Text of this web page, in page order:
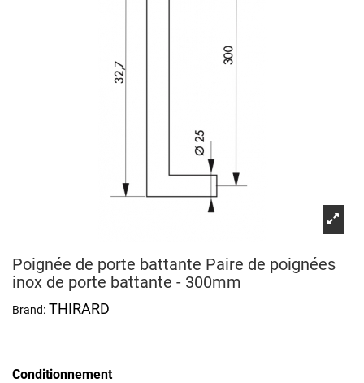
Poignée de porte battante Paire de poignées
inox de porte battante - 300mm
Brand: THIRARD
Conditionnement